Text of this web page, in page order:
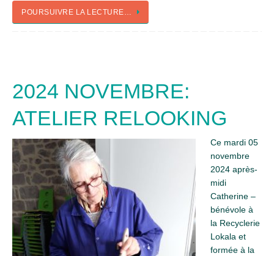
POURSUIVRE LA LECTURE…
2024 NOVEMBRE:
ATELIER RELOOKING
Ce mardi 05
novembre
2024 après-
midi
Catherine –
bénévole à
la Recyclerie
Lokala et
formée à la